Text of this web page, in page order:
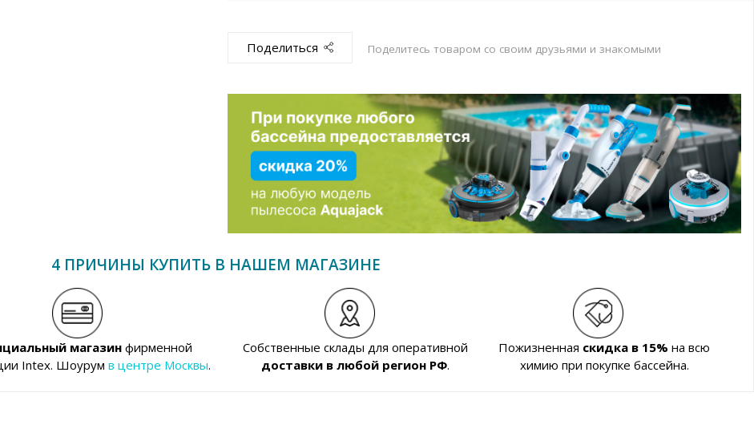
Поделиться Поделитесь товаром со своим друзьями и знакомыми
4 ПРИЧИНЫ КУПИТЬ В НАШЕМ МАГАЗИНЕ
магазинфирменной
Intex. Шоурумв центре Москвы.
Собственные склады для оперативной
доставки в любой регион РФ.
Пожизненная скидка в 15% на всю
химию при покупке бассейна.